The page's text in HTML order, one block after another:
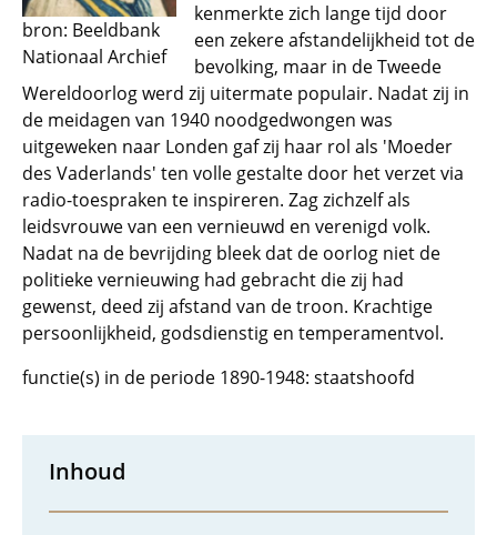
bron: Beeldbank
Nationaal Archief
kenmerkte zich lange tijd door
een zekere afstandelijkheid tot de
bevolking, maar in de Tweede
Wereldoorlog werd zij uitermate populair. Nadat zij in
de meidagen van 1940 noodgedwongen was
uitgeweken naar Londen gaf zij haar rol als 'Moeder
des Vaderlands' ten volle gestalte door het verzet via
radio-toespraken te inspireren. Zag zichzelf als
leidsvrouwe van een vernieuwd en verenigd volk.
Nadat na de bevrijding bleek dat de oorlog niet de
politieke vernieuwing had gebracht die zij had
gewenst, deed zij afstand van de troon. Krachtige
persoonlijkheid, godsdienstig en temperamentvol.
functie(s) in de periode 1890-1948: staatshoofd
Inhoud